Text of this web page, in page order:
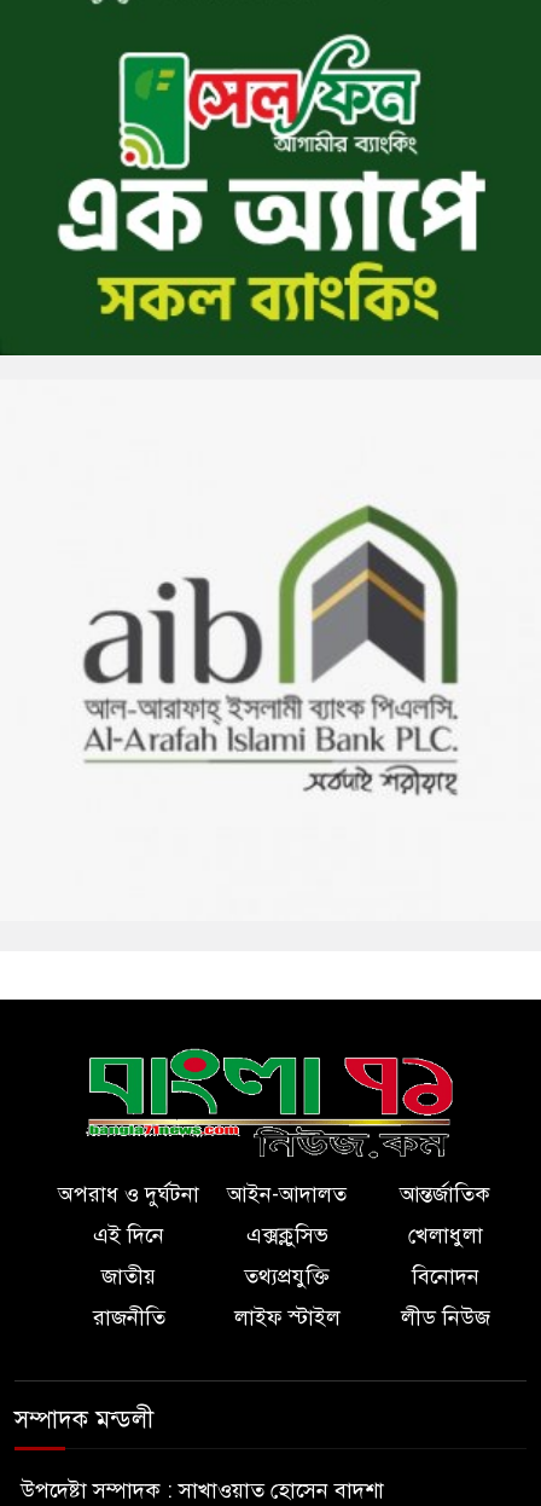
অপরাধ ও দুর্ঘটনা আইন-আদালত
আন্তর্জাতিক
এই দিনে
এক্সক্লুসিভ
খেলাধুলা
জাতীয়
তথ্যপ্রযুক্তি
বিনোদন
রাজনীতি
লাইফ স্টাইল লীড নিউজ
সম্পাদক মন্ডলী
উপদেষ্টা সম্পাদক : সাখাওয়াত হোসেন বাদশা